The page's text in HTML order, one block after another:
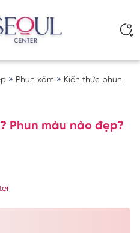
» Phun xăm » Kiến thức phun
Phun màu nào đẹp?